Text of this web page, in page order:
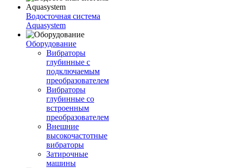
Водосточная система
Aquasystem
Оборудование
Вибраторы
глубинные с
подключаемым
преобразователем
Вибраторы
глубинные со
встроенным
преобразователем
Внешние
высокочастотные
вибраторы
Затирочные
машины